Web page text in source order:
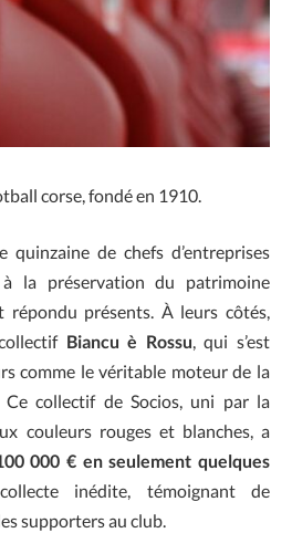
corse, fondé en 1910.
de chefs d’entreprises
la préservation du patrimoine
répondu présents. À leurs côtés,
Biancu è Rossu, qui s’est
comme le véritable moteur de la
Ce collectif de Socios, uni par la
couleurs rouges et blanches, a
000 € en seulement quelques
inédite, témoignant de
supporters au club.